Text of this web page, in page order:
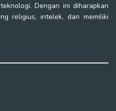
Dengan ini diharapkan
religius, intelek, dan memiliki